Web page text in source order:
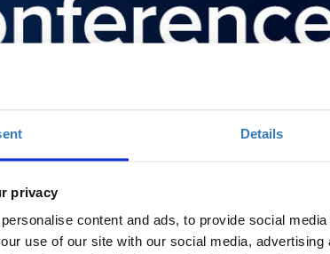
Details
privacy
content and ads, to provide social
use of our site with our social media,